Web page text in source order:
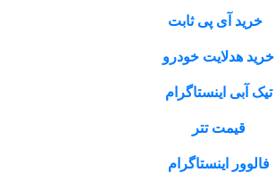
خرید آی پی ثابت
خرید هدلایت خودرو
تیک آبی اینستاگرام
قیمت تتر
فالوور اینستاگرام